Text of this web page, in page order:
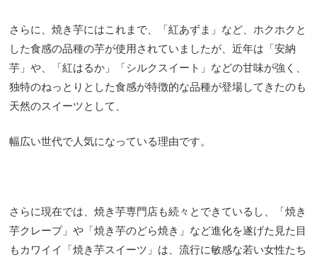
さらに、焼き芋にはこれまで、「紅あずま」など、ホクホクと
した食感の品種の芋が使用されていましたが、近年は「安納
芋」や、「紅はるか」「シルクスイート」などの甘味が強く、
独特のねっとりとした食感が特徴的な品種が登場してきたのも
天然のスイーツとして、
幅広い世代で人気になっている理由です。
さらに現在では、焼き芋専門店も続々とできているし、「焼き
芋クレープ」や「焼き芋のどら焼き」など進化を遂げた見た目
もカワイイ「焼き芋スイーツ」は、流行に敏感な若い女性たち